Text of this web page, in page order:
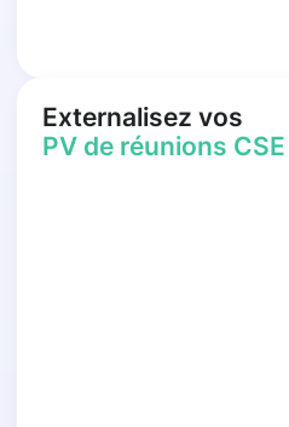
Externalisez vos
PV de réunions CSE